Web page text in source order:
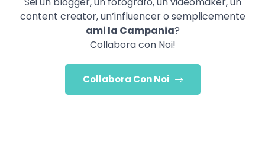
content creator, un’influencer o semplicemente
ami la Campania?
Collabora con Noi!
Collabora Con Noi